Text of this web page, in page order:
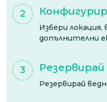
2
Избери
допълнителни
3 Резервирай
Резервирай